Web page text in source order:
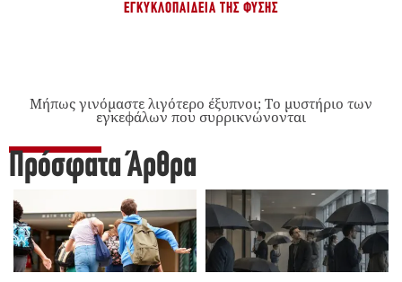
ΕΓΚΥΚΛΟΠΑΊΔΕΙΑ ΤΗΣ ΦΎΣΗΣ
Μήπως γινόμαστε λιγότερο έξυπνοι; Το μυστήριο των
εγκεφάλων που συρρικνώνονται
Πρόσφατα Άρθρα